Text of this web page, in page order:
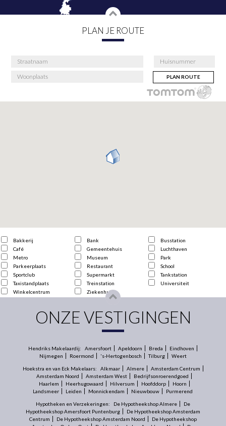
PLAN JE ROUTE
PLAN ROUTE
Bakkerij Bank
Busstation
Café
Gemeentehuis
Luchthaven
Metro
Museum
Park
Parkeerplaats
Restaurant
School
Sportclub
Supermarkt
Tankstation
Taxistandplaats
Treinstation
Universiteit
Winkelcentrum
Ziekenhuis
ONZE VESTIGINGEN
Hendriks Makelaardij: Amersfoort Apeldoorn Breda
Eindhoven
Nijmegen
Roermond 's-Hertogenbosch Tilburg Weert
Hoekstra en van Eck Makelaars: Alkmaar Almere
Amsterdam Centrum
Amsterdam Noord
Amsterdam West
Bedrijfsonroerendgoed
Haarlem
Heerhugowaard Hilversum Hoofddorp
Hoorn
Landsmeer
Leiden Monnickendam Nieuwbouw Purmerend
Hypotheken en Verzekeringen: De Hypotheekshop Almere
De
Hypotheekshop Amersfoort Puntenburg
De Hypotheekshop Amsterdam
Centrum
De Hypotheekshop Amsterdam Noord
De Hypotheekshop